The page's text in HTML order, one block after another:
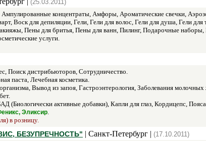
(25.03.2011)
Ампулированные концентраты, Амфоры, Ароматические свечки,
Воск для депиляции, Гели, Гели для волос, Гели для душа, Гели
Пены для бритья, Пены для ванн, Пилинг, Подарочные наборы,
услуги.
Поиск дистрибьюторов, Сотрудничество.
паста, Лечебная косметика.
Вывод из запоя, Гастроэнтерология, Заболевания
(Биологически активные добавки), Капли для глаз, Кордицепс,
Эликсир.
в розницу.
БЕЗУПРЕЧНОСТЬ" | Санкт-Петербург | (17.10.2011)